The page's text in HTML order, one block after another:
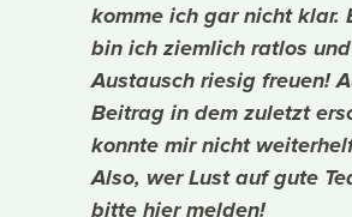
komme ich gar nicht klar.
bin ich ziemlich ratlos
Austausch riesig freuen!
Beitrag in dem zuletzt
konnte mir nicht
Also, wer Lust auf gute
bitte hier melden!